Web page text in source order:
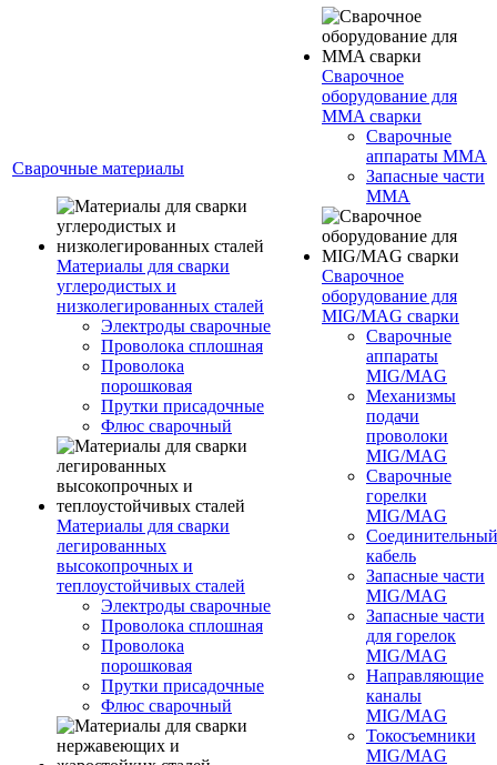
Сварочные материалы
Материалы для сварки
углеродистых и
низколегированных сталей
Электроды сварочные
Проволока сплошная
Проволока
порошковая
Прутки присадочные
Флюс сварочный
Материалы для сварки
легированных
высокопрочных и
теплоустойчивых сталей
Электроды сварочные
Проволока сплошная
Проволока
порошковая
Прутки присадочные
Флюс сварочный
Сварочное
оборудование для
MMA сварки
Сварочные
аппараты MMA
Запасные части
MMA
Сварочное
оборудование для
MIG/MAG сварки
Сварочные
аппараты
MIG/MAG
Механизмы
подачи
проволоки
MIG/MAG
Сварочные
горелки
MIG/MAG
Соединительный
кабель
Запасные части
MIG/MAG
Запасные части
для горелок
MIG/MAG
Направляющие
каналы
MIG/MAG
Токосъемники
MIG/MAG